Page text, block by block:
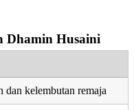
Dhamin Husaini
dan kelembutan remaja